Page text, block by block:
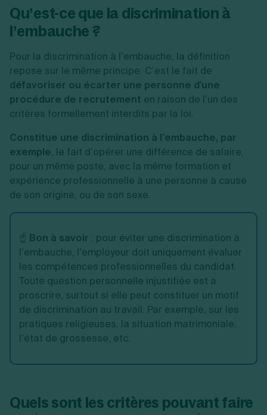
Qu’est-ce que la discrimination à
l’embauche ?
Pour la discrimination à l’embauche, la définition
repose sur le même principe. C’est le fait de
défavoriser ou écarter une personne d'une
procédure de recrutement en raison de l’un des
critères formellement interdits par la loi.
Constitue une discrimination à l’embauche, par
exemple, le fait d’opérer une différence de salaire,
pour un même poste, avec la même formation et
expérience professionnelle à une personne à cause
de son origine, ou de son sexe.
☝️ Bon à savoir : pour éviter une discrimination à
l’embauche, l’employeur doit uniquement évaluer
les compétences professionnelles du candidat.
Toute question personnelle injustifiée est à
proscrire, surtout si elle peut constituer un motif
de discrimination au travail. Par exemple, sur les
pratiques religieuses, la situation matrimoniale,
l’état de grossesse, etc.
Quels sont les critères pouvant faire